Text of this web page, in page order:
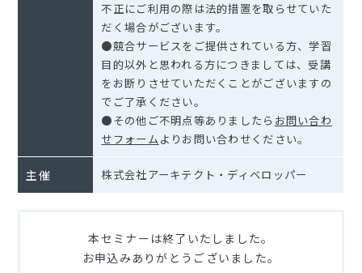
不正にご利用の際は法的措置を取らせていた
だく場合がございます。
●競合サービスをご提供されている方、学習
目的以外と思われる方につきましては、受講
をお断りさせていただくことがございますの
でご了承ください。
●その他ご不明点等ありましたら お問い合わ
せフォームよりお問い合わせください。
主催 株式会社アーキテクト・ディベロッパー
本セミナーは終了いたしました。
お申込みありがとうございました。